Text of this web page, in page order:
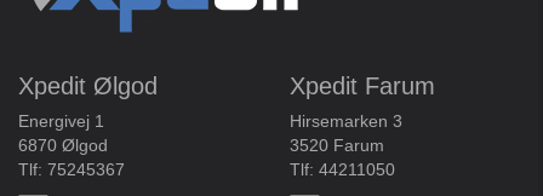
Xpedit Ølgod
Energivej 1
6870 Ølgod
Tlf: 75245367
Xpedit Farum
Hirsemarken 3
3520 Farum
Tlf: 44211050